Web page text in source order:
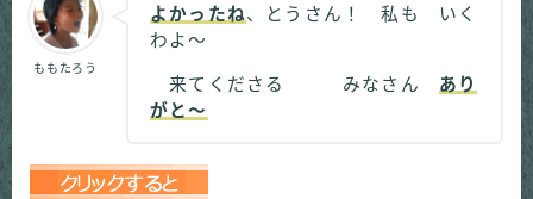
ももたろう
よかったね、とうさん！ 私も いく
わよ～
来てくださる みなさん あり
がと～